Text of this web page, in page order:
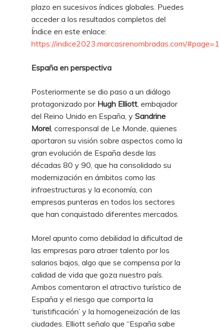
plazo en sucesivos índices globales. Puedes
acceder a los resultados completos del
Índice en este enlace:
https://indice2023.marcasrenombradas.com/
España en perspectiva
Posteriormente se dio paso a un diálogo
protagonizado por Hugh Elliott , embajador
del Reino Unido en España, ySandrine
Morel , corresponsal de Le Monde, quienes
aportaron su visión sobre aspectos como la
gran evolución de España desde las
décadas 80 y 90, que ha consolidado su
modernización en ámbitos como las
infraestructuras y la economía, con
empresas punteras en todos los sectores
que han conquistado diferentes mercados.
Morel apunto como debilidad la dificultad de
las empresas para atraer talento por los
salarios bajos, algo que se compensa por la
calidad de vida que goza nuestro país.
Ambos comentaron el atractivo turístico de
España y el riesgo que comporta la
‘turistificación’ y la homogeneización de las
ciudades. Elliott señalo que “España sabe